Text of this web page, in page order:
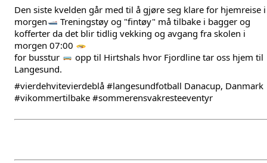
Den siste kvelden går med til å gjøre seg klare for hjemreise i
morgen
Treningstøy og "fintøy" må tilbake i bagger og
kofferter da det blir tidlig vekking og avgang fra skolen i
morgen 07:00
for busstur
opp til Hirtshals hvor Fjordline tar oss hjem til
Langesund.
#vierdehvitevierdeblå #langesundfotball Danacup, Danmark
#vikommertilbake #sommerensvakresteeventyr